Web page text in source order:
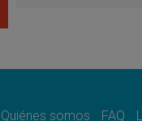
Quiénes somos FAQ